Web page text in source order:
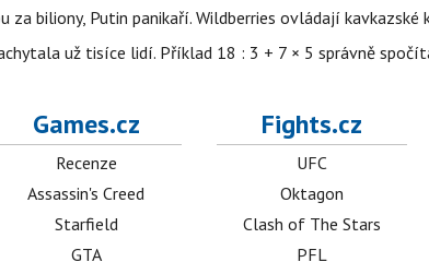
za biliony, Putin panikaří. Wildberries ovládají kavkazské
už tisíce lidí. Příklad 18 : 3 + 7 × 5 správně
Games.cz
Recenze
Assassin's Creed
Starfield
GTA
Fights.cz
UFC
Oktagon
Clash of The Stars
PFL